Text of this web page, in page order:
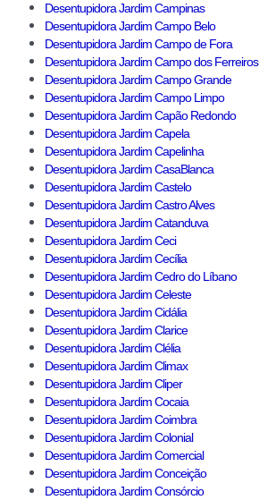
Desentupidora Jardim Campinas
Desentupidora Jardim Campo Belo
Desentupidora Jardim Campo de Fora
Desentupidora Jardim Campo dos Ferreiros
Desentupidora Jardim Campo Grande
Desentupidora Jardim Campo Limpo
Desentupidora Jardim Capão Redondo
Desentupidora Jardim Capela
Desentupidora Jardim Capelinha
Desentupidora Jardim CasaBlanca
Desentupidora Jardim Castelo
Desentupidora Jardim Castro Alves
Desentupidora Jardim Catanduva
Desentupidora Jardim Ceci
Desentupidora Jardim Cecília
Desentupidora Jardim Cedro do Líbano
Desentupidora Jardim Celeste
Desentupidora Jardim Cidália
Desentupidora Jardim Clarice
Desentupidora Jardim Clélia
Desentupidora Jardim Climax
Desentupidora Jardim Cliper
Desentupidora Jardim Cocaia
Desentupidora Jardim Coimbra
Desentupidora Jardim Colonial
Desentupidora Jardim Comercial
Desentupidora Jardim Conceição
Desentupidora Jardim Consórcio